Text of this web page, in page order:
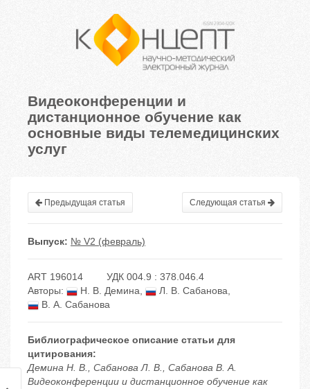
Видеоконференции и
дистанционное обучение как
основные виды телемедицинских
услуг
Предыдущая статья Следующая статья
Выпуск: № V2 (февраль)
ART 196014
УДК 004.9 : 378.046.4
Авторы:
Н. В. Демина, Л. В. Сабанова,
В. А. Сабанова
Библиографическое описание статьи для
цитирования:
Демина Н. В., Сабанова Л. В., Сабанова В. А.
Видеоконференции и дистанционное обучение как